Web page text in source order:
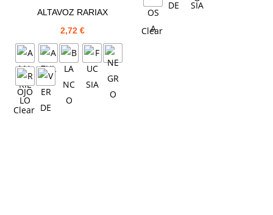
ALTAVOZ RARIAX
2,72€
Clear
Clear